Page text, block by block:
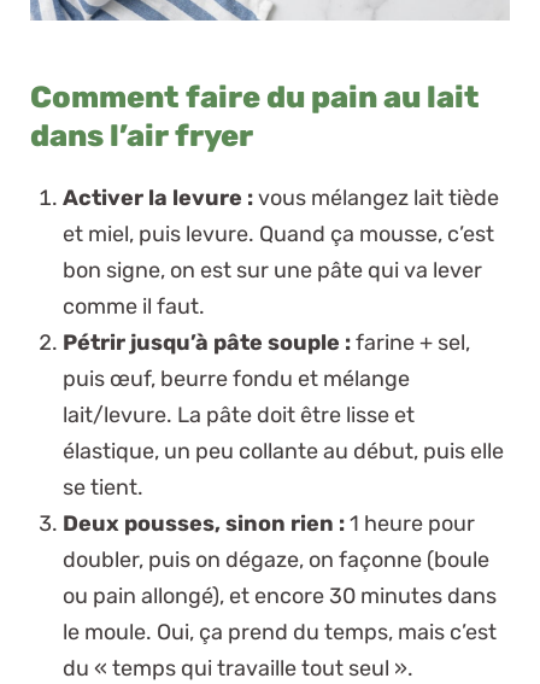
Comment faire du pain au lait
dans l’air fryer
Activer la levure :vous mélangez lait tiède
et miel, puis levure. Quand ça mousse, c’est
bon signe, on est sur une pâte qui va lever
comme il faut.
Pétrir jusqu’à pâte souple :farine + sel,
puis œuf, beurre fondu et mélange
lait/levure. La pâte doit être lisse et
élastique, un peu collante au début, puis elle
se tient.
Deux pousses, sinon rien :1 heure pour
doubler, puis on dégaze, on façonne (boule
ou pain allongé), et encore 30 minutes dans
le moule. Oui, ça prend du temps, mais c’est
du « temps qui travaille tout seul ».